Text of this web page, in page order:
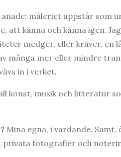
måleriet uppstår som
att känna och känna igen.
medger, eller kräver, en
många mer eller mindre
in i verket.
konst, musik och litteratur
Mina egna, i vardande.
fotografier och